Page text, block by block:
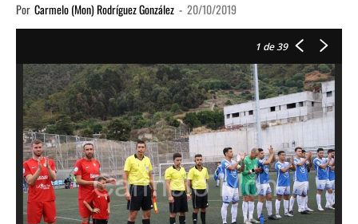
Por Carmelo (Mon) Rodríguez González - 20/10/2019
1 de 39